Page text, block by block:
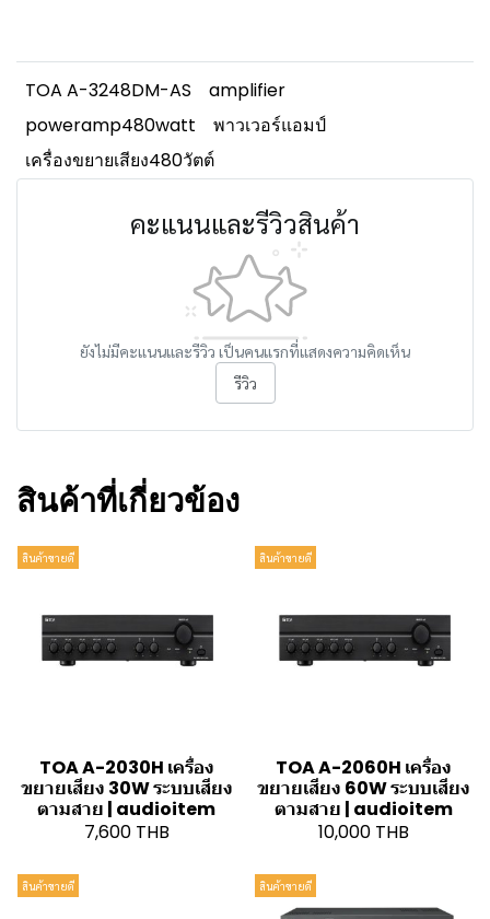
TOA A-3248DM-AS
amplifier
poweramp480watt
พาวเวอร์แอมป์
เครื่องขยายเสียง480วัตต์
คะแนนและรีวิวสินค้า
ยังไม่มีคะแนนและรีวิว เป็นคนแรกที่แสดงความคิดเห็น
รีวิว
สินค้าที่เกี่ยวข้อง
สินค้าขายดี
TOA A-2030H เครื่อง
ขยายเสียง 30W ระบบเสียง
ตามสาย | audioitem
7,600 THB
สินค้าขายดี
TOA A-2060H เครื่อง
ขยายเสียง 60W ระบบเสียง
ตามสาย | audioitem
10,000 THB
สินค้าขายดี สินค้าขายดี